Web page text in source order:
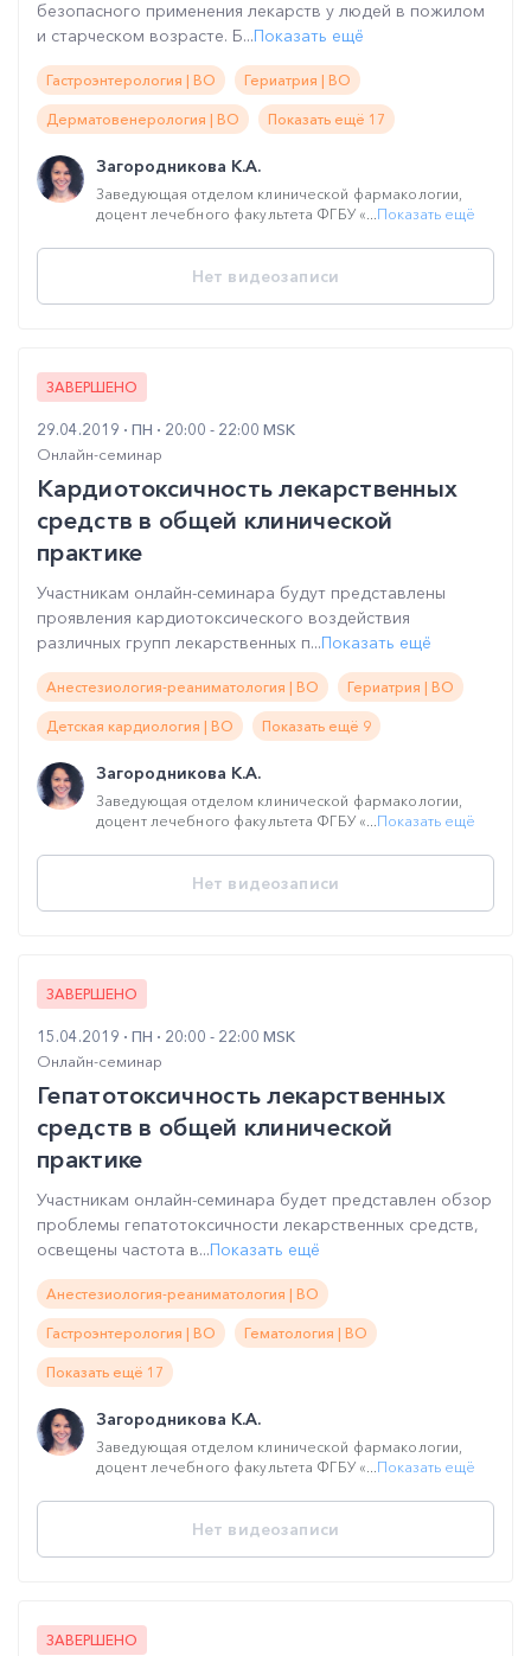
безопасного применения лекарств у людей в пожилом
и старческом возрасте. Б...Показать ещё
Гастроэнтерология | ВО Гериатрия | ВО
Дерматовенерология | ВО Показать ещё 17
Загородникова К.А.
Заведующая отделом клинической фармакологии,
доцент лечебного факультета ФГБУ «...Показать ещё
Нет видеозаписи
ЗАВЕРШЕНО
29.04.2019 ПН
20:00 - 22:00 MSK
Онлайн-семинар
Кардиотоксичность лекарственных
средств в общей клинической
практике
Участникам онлайн-семинара будут представлены
проявления кардиотоксического воздействия
различных групп лекарственных п...Показать ещё
Анестезиология-реаниматология | ВО Гериатрия | ВО
Детская кардиология | ВО Показать ещё 9
Загородникова К.А.
Заведующая отделом клинической фармакологии,
доцент лечебного факультета ФГБУ «...Показать ещё
Нет видеозаписи
ЗАВЕРШЕНО
15.04.2019 ПН
20:00 - 22:00 MSK
Онлайн-семинар
Гепатотоксичность лекарственных
средств в общей клинической
практике
Участникам онлайн-семинара будет представлен обзор
проблемы гепатотоксичности лекарственных средств,
освещены частота в...Показать ещё
Анестезиология-реаниматология | ВО
Гастроэнтерология | ВО Гематология | ВО
Показать ещё 17
Загородникова К.А.
Заведующая отделом клинической фармакологии,
доцент лечебного факультета ФГБУ «...Показать ещё
Нет видеозаписи
ЗАВЕРШЕНО